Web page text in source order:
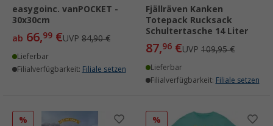
easygoinc. vanPOCKET -
30x30cm
ab 66,99 €UVP 84,90 €
Lieferbar
Filialverfügbarkeit: Filiale setzen
Fjällräven Kanken
Totepack Rucksack
Schultertasche 14 Liter
87,96 €UVP 109,95 €
Lieferbar
Filialverfügbarkeit: Filiale setzen
% %